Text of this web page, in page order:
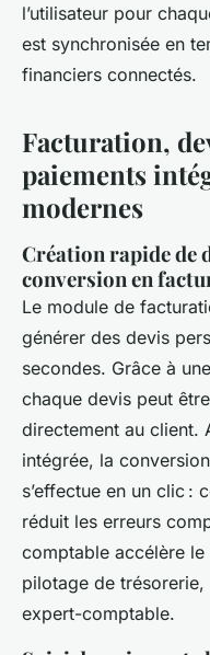
l’utilisateur pour
est synchronisée en
financiers connectés.
Facturation,
paiements
modernes
Création rapide de
conversion en
Le module de
générer des devis
secondes. Grâce à
chaque devis peut
directement au client.
intégrée, la
s’effectue en un clic :
réduit les erreurs
comptable accélère
pilotage de
expert-comptable.